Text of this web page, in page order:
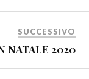
SUCCESSIVO
NATALE 2020